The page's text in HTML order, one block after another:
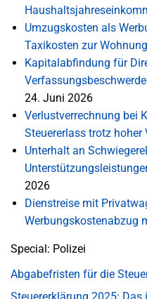
Umzugskosten als
Taxikosten zur
Kapitalabfindung für
24. Juni 2026
Verlustverrechnung bei
Steuererlass trotz hoher
Unterhalt an
2026
Dienstreise mit
Werbungskostenabzug
Special: Polizei
Abgabefristen für die